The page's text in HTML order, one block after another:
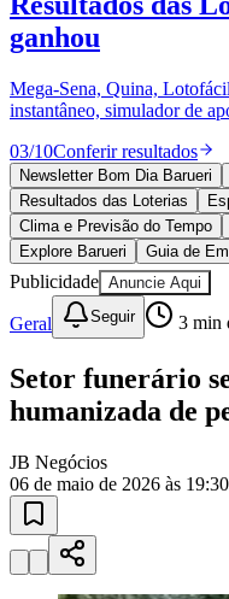
Anuncie no Portal
Cadastrar Empresa
Divulgar Vagas
Política
Esportes
Saúde
Segurança
Cultura
Meio Ambiente
Obras
Educação
Bairros de Barueri
Selecione sua regiãoPara
JubranBelval
VistaCalifórniaCarapicuíba
Região
Militar
Califórnia Jardim dos Altos
Esperança Jardim Graziela
ganhou
Mega-Sena, Quina,
instantâneo, simulador de
03/10Conferir resultados
Newsletter Bom Dia Barueri
Resultados das Loterias
Clima e Previsão do Tempo
Explore Barueri
Guia de
Publicidade Anuncie Aqui
Geral Seguir 3 min
Setor funerário
humanizada de
JB Negócios
06 de maio de 2026 às 19:30